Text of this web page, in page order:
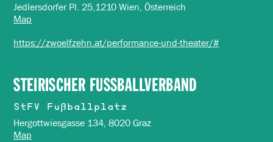
Jedlersdorfer Pl. 25,1210 Wien, Österreich
Map
https://zwoelfzehn.at/performance-und-theater/#
STEIRISCHER FUSSBALLVERBAND
StFV Fußballplatz
Hergottwiesgasse 134, 8020 Graz
Map